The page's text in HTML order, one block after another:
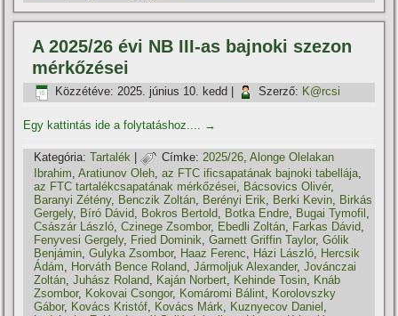
A 2025/26 évi NB III-as bajnoki szezon
mérkőzései
Közzétéve: 2025. június 10. kedd Szerző: K@rcsi
Egy kattintás ide a folytatáshoz.... →
Kategória: Tartalék | Címke: 2025/26,Alonge Olelakan
Ibrahim ,Aratiunov Oleh ,az FTC ificsapatának bajnoki tabellája
az FTC tartalékcsapatának mérkőzései
Bácsovics Olivér,
Baranyi Zétény, Benczik Zoltán Berényi Erik Berki Kevin Birkás
Gergely, Bíró Dávid Bokros Bertold Botka Endre Bugai Tymofil
Császár László ,Czinege Zsombor, Ebedli Zoltán Farkas Dávid
Fenyvesi Gergely, Fried Dominik ,Garnett Griffin Taylor,Gólik
Benjámin ,Gulyka Zsombor, Haaz Ferenc Házi László Hercsik
Ádám
Horváth Bence Roland ,Jármoljuk Alexander,Jovánczai
Zoltán ,Juhász Roland Kaján Norbert Kehinde Tosin Knáb
Zsombor, Kokovai Csongor, Komáromi Bálint Korolovszky
Gábor, Kovács Kristóf Kovács Márk Kuznyecov Daniel